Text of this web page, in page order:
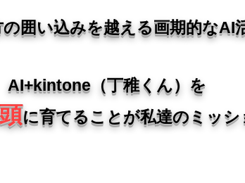
囲い込みを越える画期的なAI
​AI+kintone（丁稚くん）を
に育てることが私達のミッ